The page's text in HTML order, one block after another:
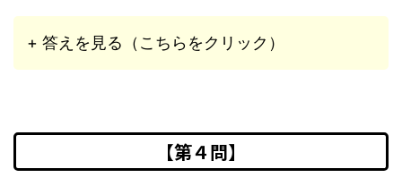
+ 答えを見る（こちらをクリック）
【第４問】